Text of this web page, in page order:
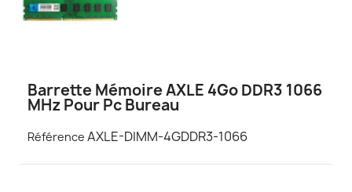
Barrette Mémoire AXLE 4Go DDR3 1066
MHz Pour Pc Bureau
Référence AXLE-DIMM-4GDDR3-1066